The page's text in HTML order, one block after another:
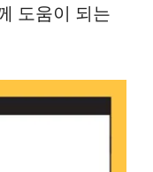
도움이 되는